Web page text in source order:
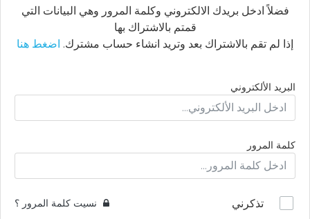
فضلاً ادخل بريدك الالكتروني وكلمة المرور وهي البيانات التي
قمتم بالاشتراك بها
إذا لم تقم بالاشتراك بعد وتريد انشاء حساب مشترك. اضغط هنا
البريد الألكتروني
كلمة المرور
تذكرني نسيت كلمة المرور ؟